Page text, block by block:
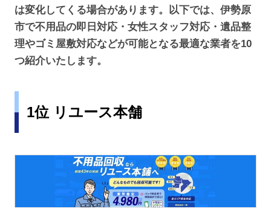
は変化してくる場合があります。以下では、伊勢原
市で不用品の即日対応・女性スタッフ対応・遺品整
理やゴミ屋敷対応などが可能となる最適な業者を10
つ紹介いたします。
1位 リユース本舗